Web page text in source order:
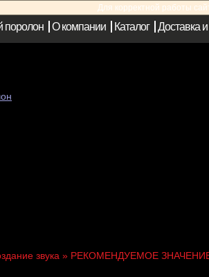
Для корректной работы
поролон О компании Каталог Доставка
звука » РЕКОМЕНДУЕМОЕ